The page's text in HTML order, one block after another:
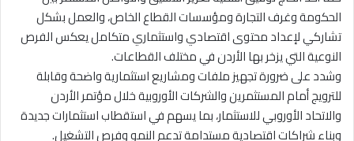
الحكومة وغرف التجارة ومؤسسات القطاع الخاص، والعمل بشكل
تشاركي لإعداد محتوى اقتصادي واستثماري متكامل يعكس الفرص
النوعية التي يزخر بها الأردن في مختلف القطاعات.
وشدد على ضرورة تجهيز ملفات ومشاريع استثمارية واضحة وقابلة
للترويج أمام المستثمرين والشركات الأوروبية خلال مؤتمر الأردن
والاتحاد الأوروبي للاستثمار، بما يسهم في استقطاب استثمارات جديدة
وبناء شراكات اقتصادية مستدامة تدعم النمو وفرص التشغيل.